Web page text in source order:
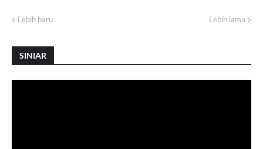
Lebih baru Lebih lama
SINIAR